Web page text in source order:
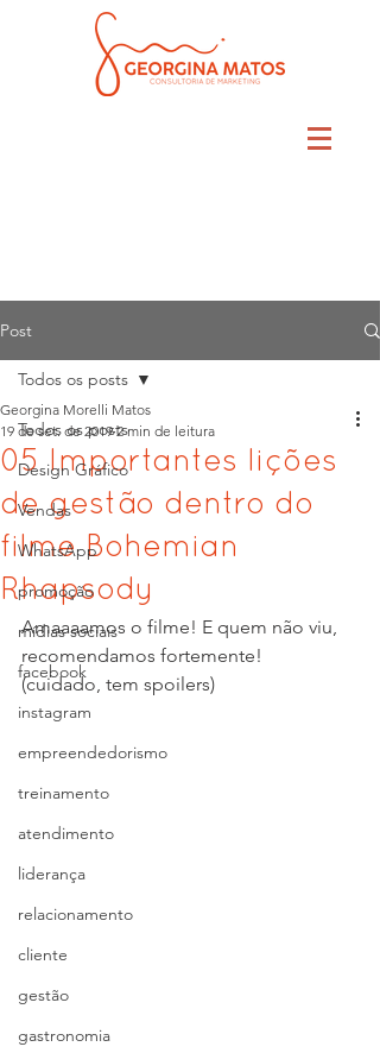
Post
Todos os posts
Design Gráfico
Vendas
WhatsApp
promoção
mídias sociais
facebook
instagram
empreendedorismo
treinamento
atendimento
liderança
relacionamento
cliente
gestão
gastronomia
Todos os posts
05 Importantes lições
de gestão dentro do
filme Bohemian
Rhapsody
Georgina Morelli Matos
19 de set. de 2019 2 min de leitura
Amaaaamos o filme! E quem não viu,
recomendamos fortemente!
(cuidado, tem spoilers)